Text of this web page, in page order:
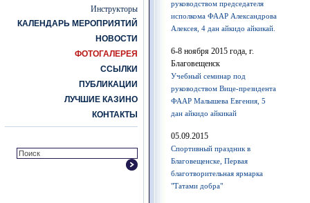
Инструкторы
КАЛЕНДАРЬ МЕРОПРИЯТИЙ
НОВОСТИ
ФОТОГАЛЕРЕЯ
ССЫЛКИ
ПУБЛИКАЦИИ
ЛУЧШИЕ КАЗИНО
КОНТАКТЫ
руководством председателя
исполкома ФААР Александрова
Алексея, 4 дан айкидо айкикай.
6-8 ноября 2015 года, г.
Благовещенск
Учебный семинар под
руководством Вице-президента
ФААР Малышева Евгения, 5
дан айкидо айкикай
05.09.2015
Спортивный праздник в
Благовещенске, Первая
благотворительная ярмарка
"Татами добра"